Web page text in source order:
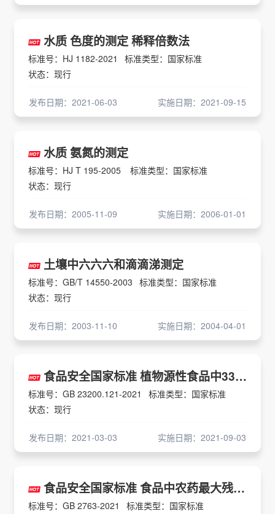
水质 色度的测定 稀释倍数法
标准号：HJ 1182-2021
标准类型：国家标准
状态：现行
发布日期：2021-06-03 实施日期：2021-09-15
水质 氨氮的测定
标准号：HJ T 195-2005
标准类型：国家标准
状态：现行
发布日期：2005-11-09 实施日期：2006-01-01
土壤中六六六和滴滴涕测定
标准号：GB/T 14550-2003 标准类型：国家标准
状态：现行
发布日期：2003-11-10 实施日期：2004-04-01
食品安全国家标准 植物源性食品中331种农药及其代谢物残留量的测定
标准号：GB 23200.121-2021
标准类型：国家标准
状态：现行
发布日期：2021-03-03 实施日期：2021-09-03
食品安全国家标准 食品中农药最大残留限量
标准号：GB 2763-2021
标准类型：国家标准